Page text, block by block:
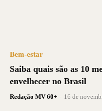
Bem-estar
Saiba quais são as 10
envelhecer no Brasil
Redação MV 60+ - 16 de